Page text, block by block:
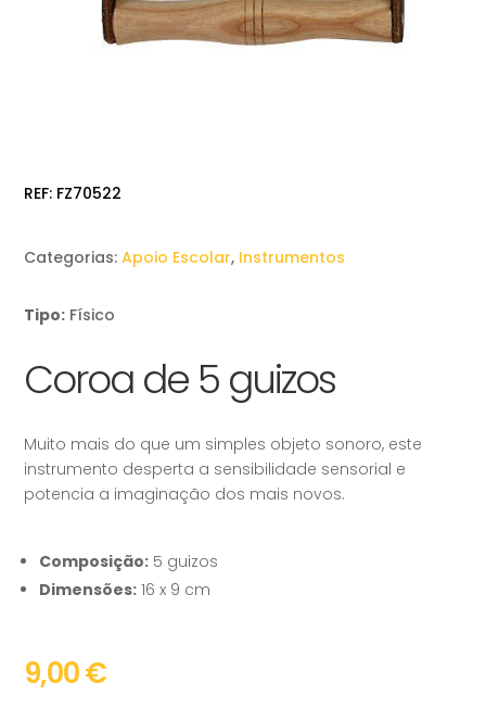
REF: FZ70522
Categorias:Apoio Escolar, Instrumentos
Tipo: Físico
Coroa de 5 guizos
Muito mais do que um simples objeto sonoro, este
instrumento desperta a sensibilidade sensorial e
potencia a imaginação dos mais novos.
Composição: 5 guizos
Dimensões: 16 x 9 cm
9,00€